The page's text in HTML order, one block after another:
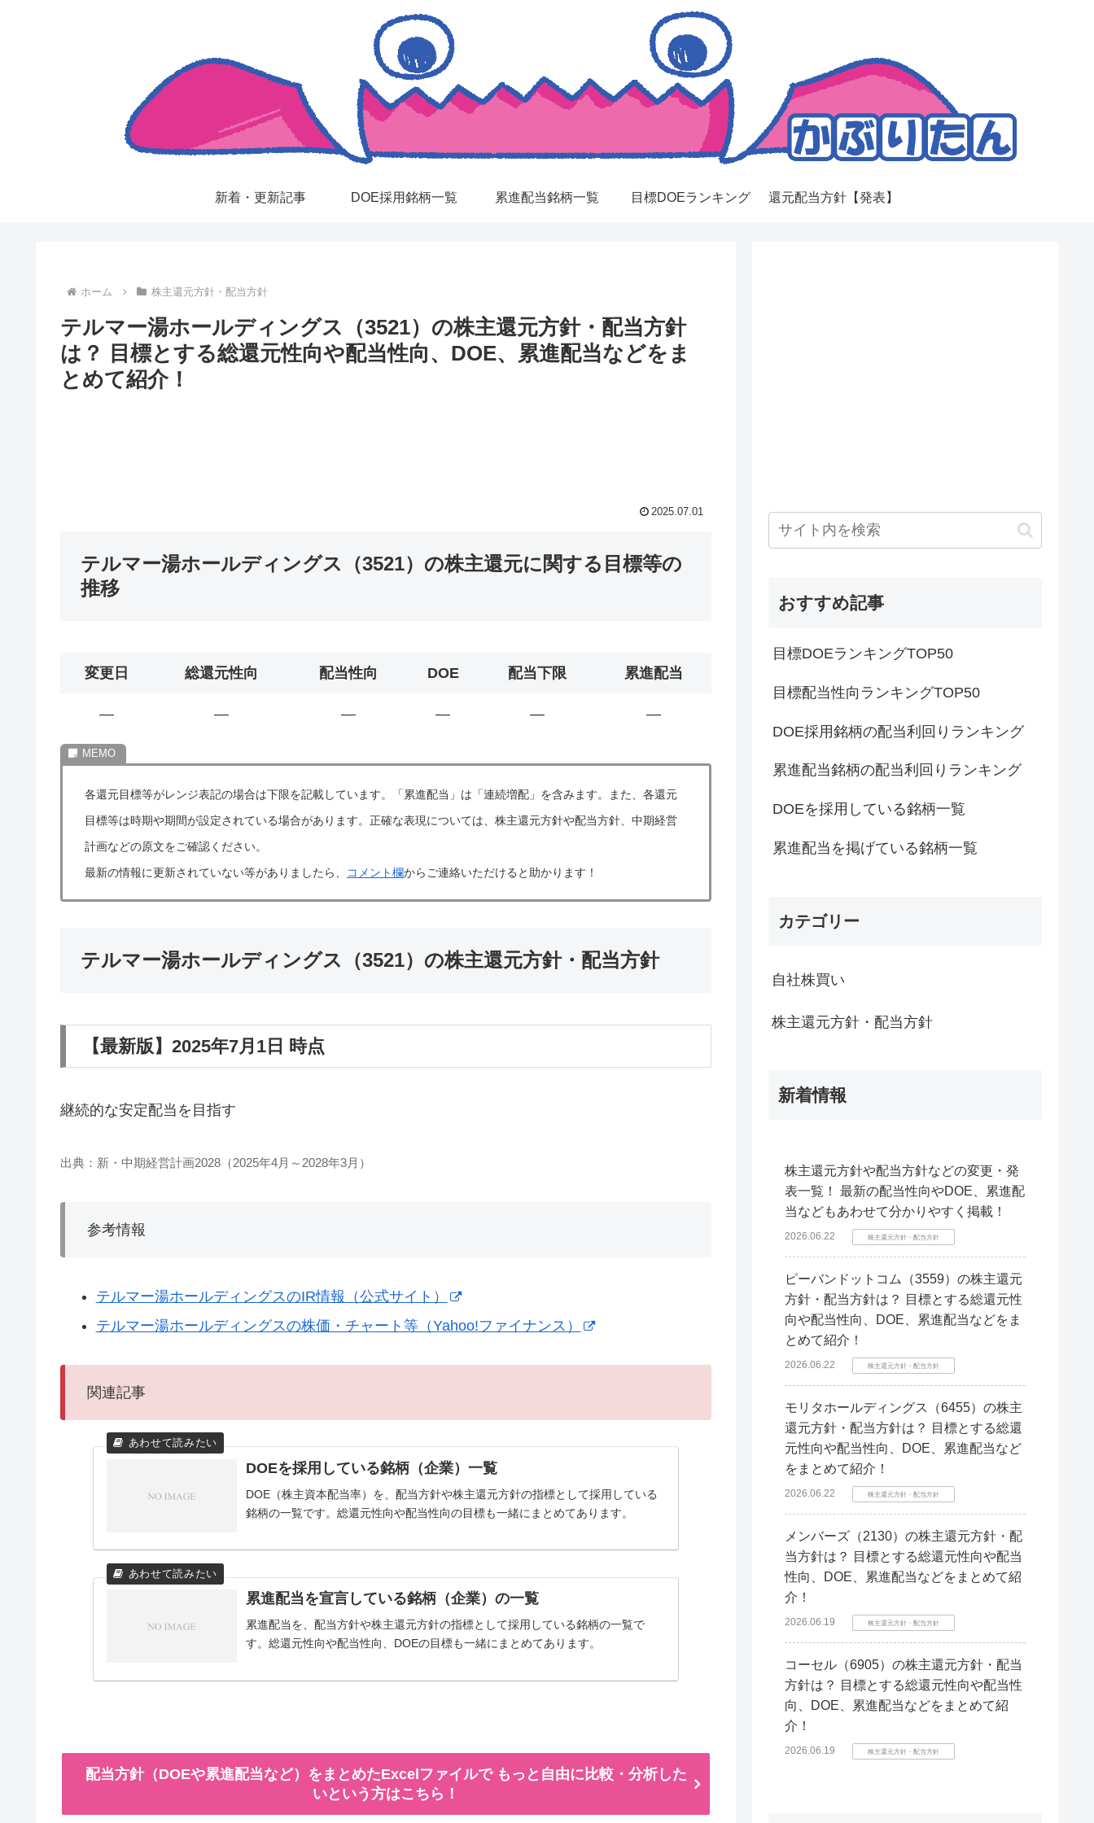
新着・更新記事 DOE採用銘柄一覧 累進配当銘柄一覧 目標DOEランキング 還元配当方針【発表】
ホーム 株主還元方針・配当方針
テルマー湯ホールディングス（3521）の株主還元方針・配当方針
は？ 目標とする総還元性向や配当性向、DOE、累進配当などをま
とめて紹介！
2025.07.01
テルマー湯ホールディングス（3521）の株主還元に関する目標等の
推移
変更日 総還元性向 配当性向 DOE 配当下限 累進配当
― ― ― ― ― ―
各還元目標等がレンジ表記の場合は下限を記載しています。「累進配当」は「連続増配」を含みます。また、各還元
目標等は時期や期間が設定されている場合があります。正確な表現については、株主還元方針や配当方針、中期経営
計画などの原文をご確認ください。
最新の情報に更新されていない等がありましたら、
コメント欄からご連絡いただけると助かります！
テルマー湯ホールディングス（3521）の株主還元方針・配当方針
【最新版】2025年7月1日 時点
継続的な安定配当を目指す
出典：新・中期経営計画2028（2025年4月～2028年3月）
参考情報
テルマー湯ホールディングスのIR情報（公式サイト）
テルマー湯ホールディングスの株価・チャート等（Yahoo!ファイナンス）
関連記事
DOEを採用している銘柄（企業）一覧
DOE（株主資本配当率）を、配当方針や株主還元方針の指標として採用している
銘柄の一覧です。総還元性向や配当性向の目標も一緒にまとめてあります。
累進配当を宣言している銘柄（企業）の一覧
累進配当を、配当方針や株主還元方針の指標として採用している銘柄の一覧で
す。総還元性向や配当性向、DOEの目標も一緒にまとめてあります。
配当方針（DOEや累進配当など）をまとめたExcelファイルで もっと自由に比較・分析した
いという方はこちら！
おすすめ記事
目標DOEランキングTOP50
目標配当性向ランキングTOP50
DOE採用銘柄の配当利回りランキング
累進配当銘柄の配当利回りランキング
DOEを採用している銘柄一覧
累進配当を掲げている銘柄一覧
カテゴリー
自社株買い
株主還元方針・配当方針
新着情報
株主還元方針や配当方針などの変更・発
表一覧！ 最新の配当性向やDOE、累進配
当などもあわせて分かりやすく掲載！
2026.06.22 株主還元方針・配当方針
ピーバンドットコム（3559）の株主還元
方針・配当方針は？ 目標とする総還元性
向や配当性向、DOE、累進配当などをま
とめて紹介！
2026.06.22 株主還元方針・配当方針
モリタホールディングス（6455）の株主
還元方針・配当方針は？ 目標とする総還
元性向や配当性向、DOE、累進配当など
をまとめて紹介！
2026.06.22 株主還元方針・配当方針
メンバーズ（2130）の株主還元方針・配
当方針は？ 目標とする総還元性向や配当
性向、DOE、累進配当などをまとめて紹
介！
2026.06.19 株主還元方針・配当方針
コーセル（6905）の株主還元方針・配当
方針は？ 目標とする総還元性向や配当性
向、DOE、累進配当などをまとめて紹
介！
2026.06.19 株主還元方針・配当方針